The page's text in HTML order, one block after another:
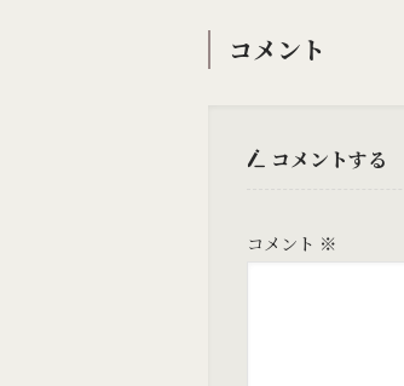
コメント
コメントする
コメント ※